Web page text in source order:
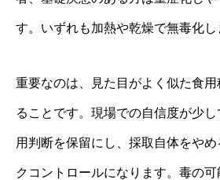
す。いずれも加熱や乾燥で無毒化し
重要なのは、見た目がよく似た食
ることです。現場での自信度が少
用判断を保留にし、採取自体をや
クコントロールになります。毒の